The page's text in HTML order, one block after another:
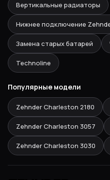
Вертикальные радиаторы
Нижнее подключение
Замена старых батарей
Technoline
Популярные модели
Zehnder Charleston 2180
Zehnder Charleston 3057
Zehnder Charleston 3030